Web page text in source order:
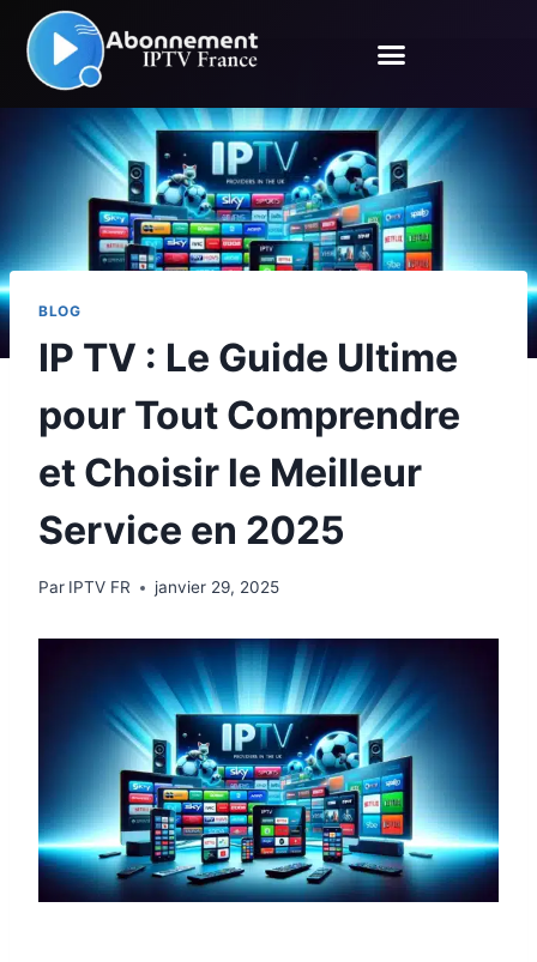
BLOG
IP TV : Le Guide Ultime
pour Tout Comprendre
et Choisir le Meilleur
Service en 2025
Par IPTV FR janvier 29, 2025